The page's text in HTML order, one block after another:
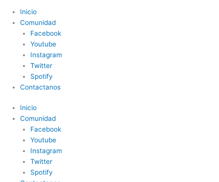
Inicio
Comunidad
Facebook
Youtube
Instagram
Twitter
Spotify
Contactanos
Inicio
Comunidad
Facebook
Youtube
Instagram
Twitter
Spotify